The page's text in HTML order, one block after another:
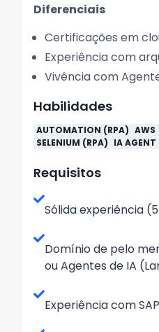
Diferenciais
Certificações em
Experiência com
Vivência com
Habilidades
AUTOMATION (RPA) AWS
SELENIUM (RPA) IA AGENT
Requisitos
Sólida experiência
Domínio de pelo
ou Agentes de IA
Experiência com